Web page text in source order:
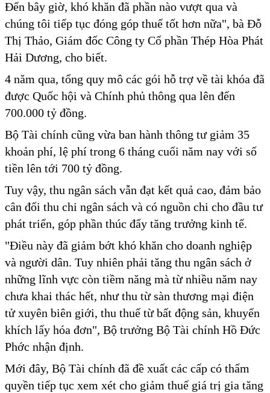
Đến bây giờ, khó khăn đã phần nào vượt qua và
chúng tôi tiếp tục đóng góp thuế tốt hơn nữa", bà Đỗ
Thị Thảo, Giám đốc Công ty Cổ phần Thép Hòa Phát
Hải Dương, cho biết.
4 năm qua, tổng quy mô các gói hỗ trợ về tài khóa đã
được Quốc hội và Chính phủ thông qua lên đến
700.000 tỷ đồng.
Bộ Tài chính cũng vừa ban hành thông tư giảm 35
khoản phí, lệ phí trong 6 tháng cuối năm nay với số
tiền lên tới 700 tỷ đồng.
Tuy vậy, thu ngân sách vẫn đạt kết quả cao, đảm bảo
cân đối thu chi ngân sách và có nguồn chi cho đầu tư
phát triển, góp phần thúc đẩy tăng trưởng kinh tế.
"Điều này đã giảm bớt khó khăn cho doanh nghiệp
và người dân. Tuy nhiên phải tăng thu ngân sách ở
những lĩnh vực còn tiềm năng mà từ nhiều năm nay
chưa khai thác hết, như thu từ sàn thương mại điện
tử xuyên biên giới, thu thuế từ bất động sản, khuyến
khích lấy hóa đơn", Bộ trưởng Bộ Tài chính Hồ Đức
Phớc nhận định.
Mới đây, Bộ Tài chính đã đề xuất các cấp có thẩm
quyền tiếp tục xem xét cho giảm thuế giá trị gia tăng